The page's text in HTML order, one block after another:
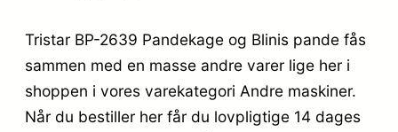
Tristar BP-2639 Pandekage og Blinis pande fås
sammen med en masse andre varer lige her i
shoppen i vores varekategori Andre maskiner.
Når du bestiller her får du lovpligtige 14 dages